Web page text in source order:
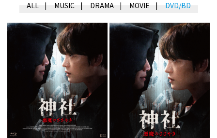
ALL MUSIC DRAMA MOVIE DVD/BD